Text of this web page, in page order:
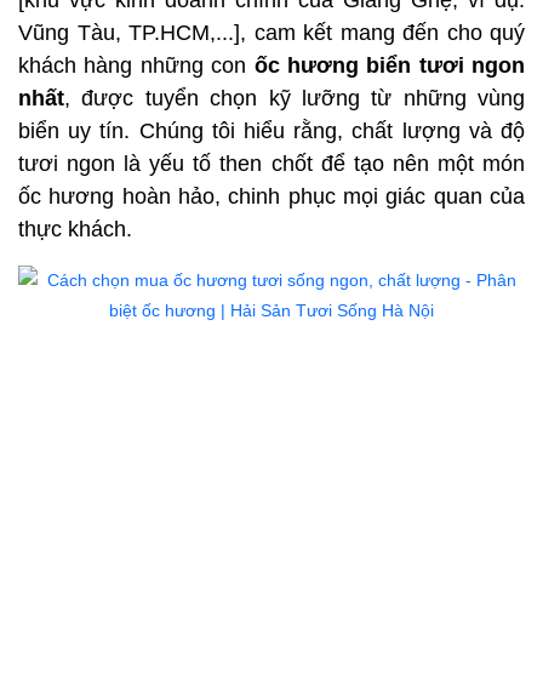
Vũng Tàu, TP.HCM,...], cam kết mang đến cho quý
khách hàng những con ốc hương biển tươi ngon
nhất, được tuyển chọn kỹ lưỡng từ những vùng
biển uy tín. Chúng tôi hiểu rằng, chất lượng và độ
tươi ngon là yếu tố then chốt để tạo nên một món
ốc hương hoàn hảo, chinh phục mọi giác quan của
thực khách.